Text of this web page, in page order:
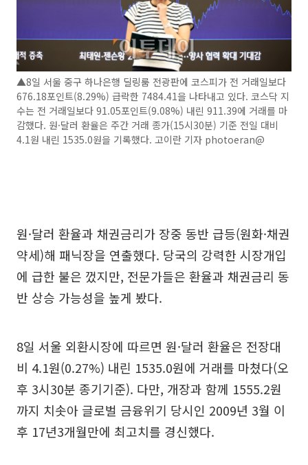
▲8일 서울 중구 하나은행 딜링룸 전광판에 코스피가 전 거래일보다
676.18포인트(8.29%) 급락한 7484.41을 나타내고 있다. 코스닥 지
수는 전 거래일보다 91.05포인트(9.08%) 내린 911.39에 거래를 마
감했다. 원·달러 환율은 주간 거래 종가(15시30분) 기준 전일 대비
4.1원 내린 1535.0원을 기록했다. 고이란 기자 photoeran@
원·달러 환율과 채권금리가 장중 동반 급등(원화·채권
약세)해 패닉장을 연출했다. 당국의 강력한 시장개입
에 급한 불은 껐지만, 전문가들은 환율과 채권금리 동
반 상승 가능성을 높게 봤다.
8일 서울 외환시장에 따르면 원·달러 환율은 전장대
비 4.1원(0.27%) 내린 1535.0원에 거래를 마쳤다(오
후 3시30분 종기기준). 다만, 개장과 함께 1555.2원
까지 치솟아 글로벌 금융위기 당시인 2009년 3월 이
후 17년3개월만에 최고치를 경신했다.